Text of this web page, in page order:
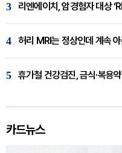
3 리엔에이치, 암경험자 대상
4 허리 MRI는 정상인데 계속
5 휴가철 건강검진, 금식·복용
카드뉴스